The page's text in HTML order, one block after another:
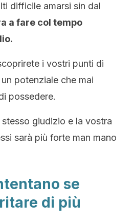
difficile amarsi sin dal
a fare col tempo
i vostri punti di
potenziale che mai
possedere.
giudizio e la vostra
sarà più forte man mano
se
di più